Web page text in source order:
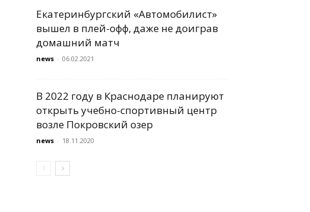
Екатеринбургский «Автомобилист»
вышел в плей-офф, даже не доиграв
домашний матч
news - 06.02.2021
В 2022 году в Краснодаре планируют
открыть учебно-спортивный центр
возле Покровский озер
news - 18.11.2020